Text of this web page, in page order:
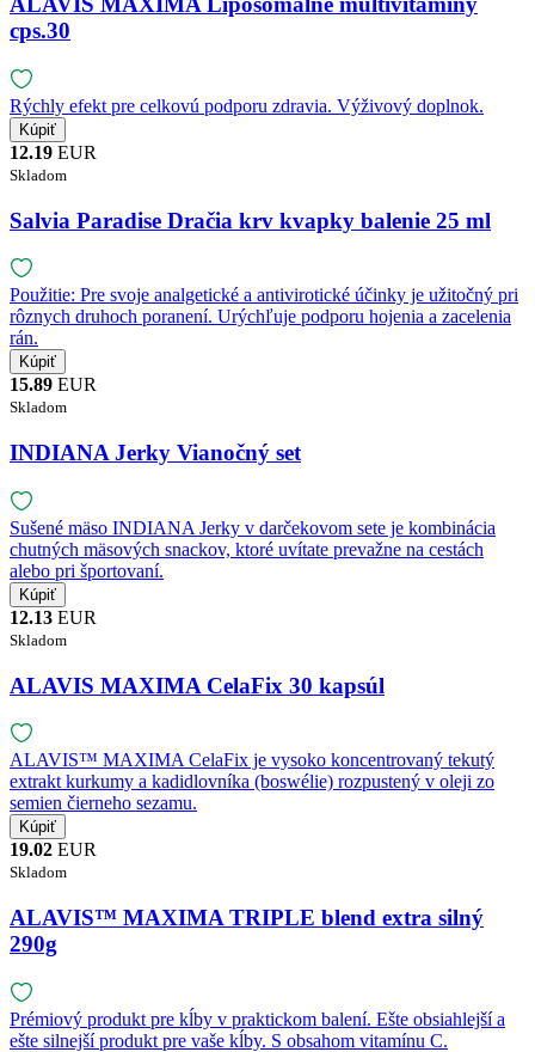
cps.30
Rýchly efekt pre celkovú podporu zdravia. Výživový doplnok.
12.19 EUR
Skladom
Salvia Paradise Dračia krv kvapky balenie 25 ml
Použitie: Pre svoje analgetické a antivirotické účinky je užitočný pri
rôznych druhoch poranení. Urýchľuje podporu hojenia a zacelenia
rán.
15.89 EUR
Skladom
INDIANA Jerky Vianočný set
Sušené mäso INDIANA Jerky v darčekovom sete je kombinácia
chutných mäsových snackov, ktoré uvítate prevažne na cestách
alebo pri športovaní.
12.13 EUR
Skladom
ALAVIS MAXIMA CelaFix 30 kapsúl
ALAVIS™ MAXIMA CelaFix je vysoko koncentrovaný tekutý
extrakt kurkumy a kadidlovníka (boswélie) rozpustený v oleji zo
semien čierneho sezamu.
19.02 EUR
Skladom
ALAVIS™ MAXIMA TRIPLE blend extra silný
290g
Prémiový produkt pre kĺby v praktickom balení. Ešte obsiahlejší a
ešte silnejší produkt pre vaše kĺby. S obsahom vitamínu C.